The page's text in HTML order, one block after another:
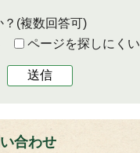
(複数回答可)
ページを探しにくい
送信
合わせ